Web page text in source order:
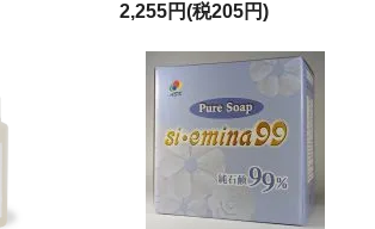
2,255円(税205円)